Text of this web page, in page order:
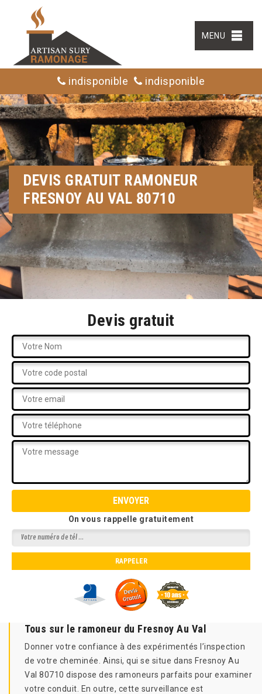
MENU
indisponible indisponible
DEVIS GRATUIT RAMONEUR
FRESNOY AU VAL 80710
Devis gratuit
On vous rappelle gratuitement
Tous sur le ramoneur du Fresnoy Au Val
Donner votre confiance à des expérimentés l’inspection
de votre cheminée. Ainsi, qui se situe dans Fresnoy Au
Val 80710 dispose des ramoneurs parfaits pour examiner
votre conduit. En outre, cette surveillance est